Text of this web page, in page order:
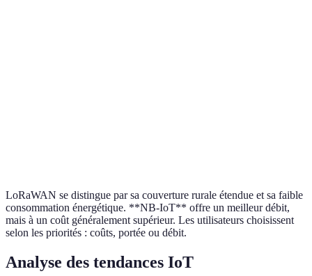
LoRaWAN se distingue par sa couverture rurale étendue et sa faible
consommation énergétique. **NB-IoT** offre un meilleur débit,
mais à un coût généralement supérieur. Les utilisateurs choisissent
selon les priorités : coûts, portée ou débit.
Analyse des tendances IoT